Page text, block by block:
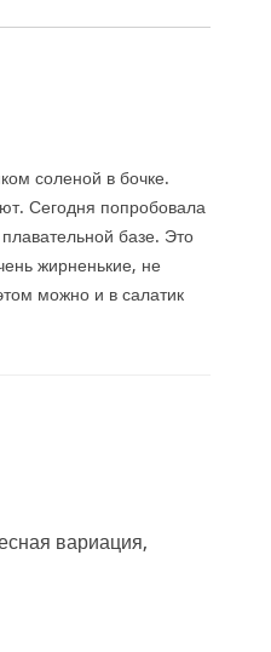
соленой в бочке.
Сегодня попробовала
базе. Это
жирненькие, не
можно и в салатик
вариация,